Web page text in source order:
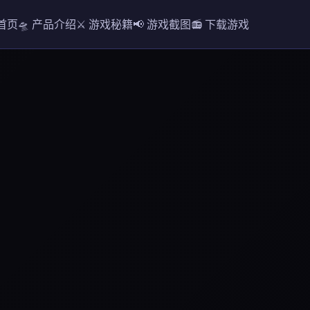
页🛸 产品介绍⚔️ 游戏秘籍📢 游戏截图📻 下载游戏